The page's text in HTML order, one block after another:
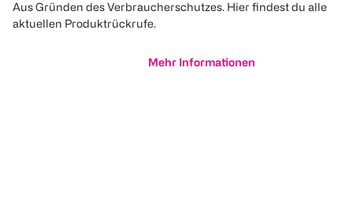
Aus Gründen des Verbraucherschutzes. Hier findest du alle
aktuellen Produktrückrufe.
Mehr Informationen